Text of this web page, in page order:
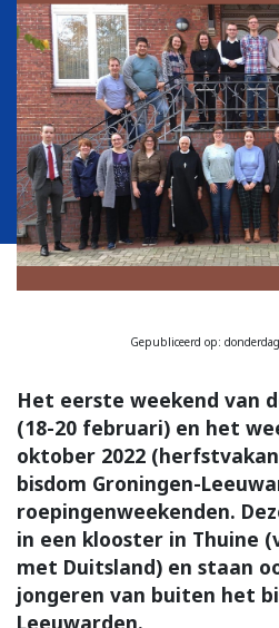
Gepubliceerd op:
Het eerste weekend van
(18-20 februari) en het
oktober 2022
bisdom Groningen-
roepingenweekenden.
in een klooster in Thuine
met Duitsland) en staan
jongeren van buiten het
Leeuwarden.